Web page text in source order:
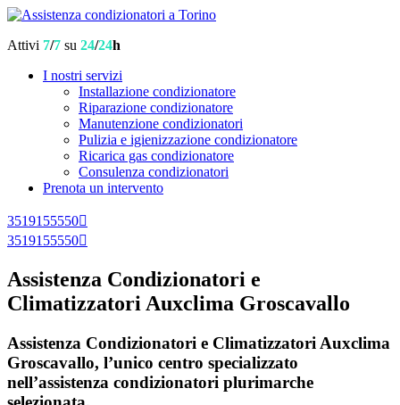
Attivi 7/7 su 24/24h
I nostri servizi
Installazione condizionatore
Riparazione condizionatore
Manutenzione condizionatori
Pulizia e igienizzazione condizionatore
Ricarica gas condizionatore
Consulenza condizionatori
Prenota un intervento
3519155550
3519155550
Assistenza Condizionatori e
Climatizzatori Auxclima Groscavallo
Assistenza Condizionatori e Climatizzatori Auxclima
Groscavallo, l’unico centro specializzato
nell’assistenza condizionatori plurimarche